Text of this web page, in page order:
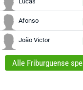
Afonso
João Victor
Alle Friburguense